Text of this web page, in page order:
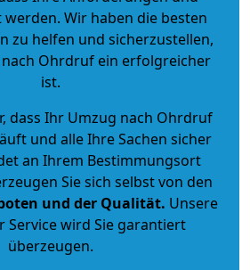
Wir haben die besten
zu helfen und sicherzustellen,
Ohrdruf ein erfolgreicher
ist.
dass Ihr Umzug nach Ohrdruf
und alle Ihre Sachen sicher
an Ihrem Bestimmungsort
Sie sich selbst von den
und der Qualität. Unsere
Service wird Sie garantiert
überzeugen.